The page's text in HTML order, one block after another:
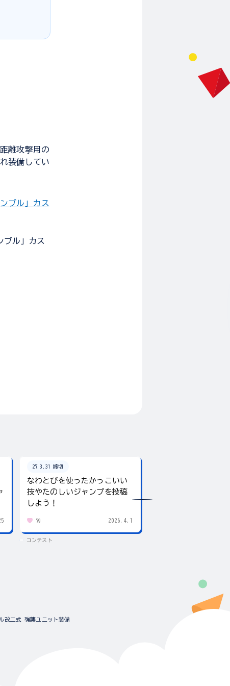
離攻撃用の
装備してい
ブル」カス
ブル」カス
27.3.31 締切
なわとびを使ったかっこいい
技やたのしいジャンプを投稿
しよう！
79 2026.4.1
コンテスト
改二式 強襲ユニット装備